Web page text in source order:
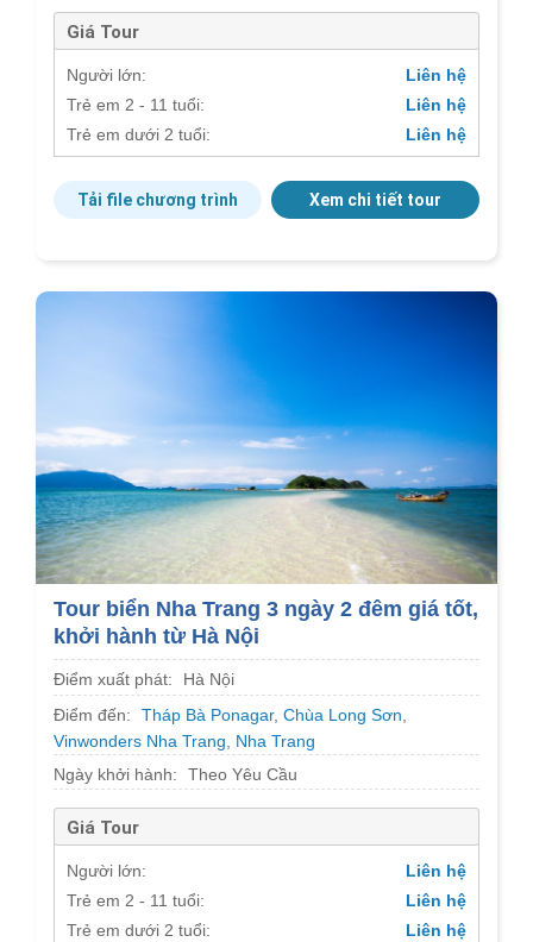
Giá Tour
Người lớn:
Liên hệ
Trẻ em 2 - 11 tuổi:
Liên hệ
Trẻ em dưới 2 tuổi:
Liên hệ
Tải file chương trình Xem chi tiết tour
Tour biển Nha Trang 3 ngày 2 đêm giá tốt,
khởi hành từ Hà Nội
Điểm xuất phát:
Hà Nội
Điểm đến:
Tháp Bà Ponagar, Chùa Long Sơn
Vinwonders Nha Trang
Nha Trang
Ngày khởi hành:
Theo Yêu Cầu
Giá Tour
Người lớn:
Liên hệ
Trẻ em 2 - 11 tuổi:
Liên hệ
Trẻ em dưới 2 tuổi:
Liên hệ